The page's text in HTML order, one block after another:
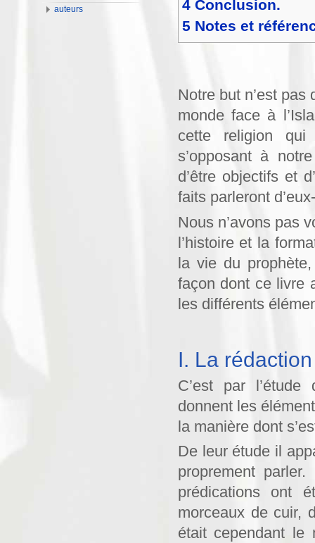
4 Conclusion.
5 Notes et
Notre but n’est
monde face à
cette religion
s’opposant à
d’être objectifs et
faits parleront
Nous n’avons pas
l’histoire et la
la vie du
façon dont ce livre
les différents
I. La
C’est par
donnent les
la manière dont
De leur étude il
proprement
prédications ont
morceaux de cuir,
était cependant le
auteurs